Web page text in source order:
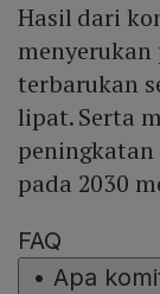
Hasil dari
terbarukan
lipat. Serta
peningkatan
pada 2030
FAQ
• Apa